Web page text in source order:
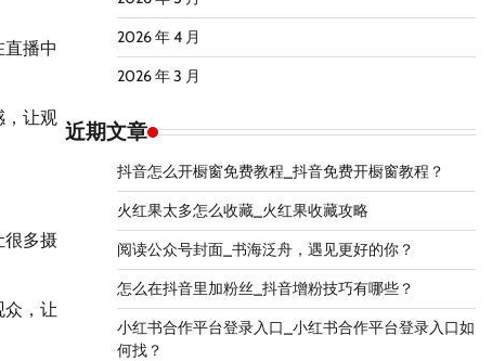
播中
，让观
很多摄
众，让
2026 年 4 月
2026 年 3 月
近期文章
抖音怎么开橱窗免费教程_抖音免费开橱窗教程？
火红果太多怎么收藏_火红果收藏攻略
阅读公众号封面_书海泛舟，遇见更好的你？
怎么在抖音里加粉丝_抖音增粉技巧有哪些？
小红书合作平台登录入口_小红书合作平台登录入口如
何找？